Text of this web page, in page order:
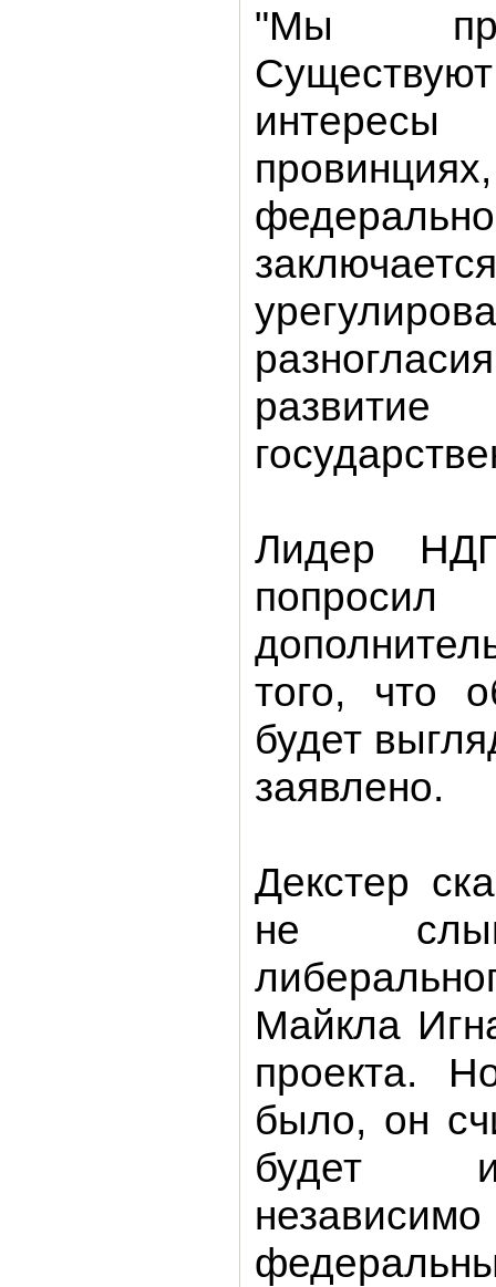
"Мы
Лидер
того, что
будет
заявлено.
Декстер
не
Майкла
проекта.
было, он
будет